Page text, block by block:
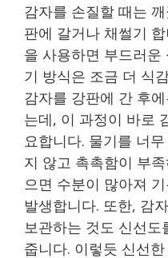
감자를 손질할 때는
판에 갈거나 채썰기
을 사용하면 부드러운
기 방식은 조금 더 식
감자를 강판에 간 후
는데, 이 과정이 바로
요합니다. 물기를 너
지 않고 촉촉함이 부
으면 수분이 많아져
발생합니다. 또한, 감
보관하는 것도 신선
줍니다. 이렇듯 신선